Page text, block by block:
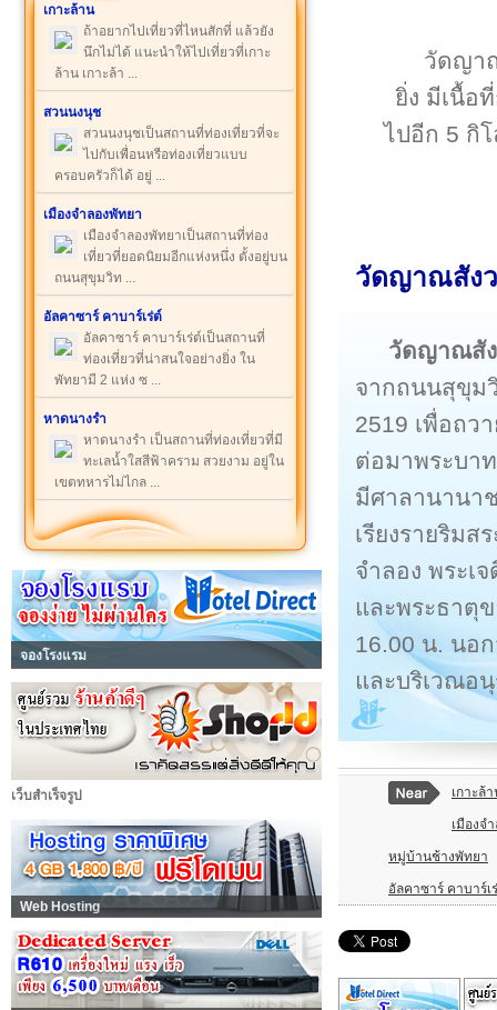
เกาะล้าน
ถ้าอยากไปเที่ยวที่ไหนสักที่ แล้วยัง
นึกไม่ได้ แนะนำให้ไปเที่ยวที่เกาะ
ล้าน เกาะล้า ...
สวนนงนุช
สวนนงนุชเป็นสถานที่ท่องเที่ยวที่จะ
ไปกับเพื่อนหรือท่องเที่ยวแบบ
ครอบครัวก็ได้ อยู่ ...
เมืองจำลองพัทยา
เมืองจำลองพัทยาเป็นสถานที่ท่อง
เที่ยวที่ยอดนิยมอีกแห่งหนึ่ง ตั้งอยู่บน
ถนนสุขุมวิท ...
อัลคาซาร์ คาบาร์เร่ต์
อัลคาซาร์ คาบาร์เร่ต์เป็นสถานที่
ท่องเที่ยวที่น่าสนใจอย่างยิ่ง ใน
พัทยามี 2 แห่ง ซ ...
หาดนางรำ
หาดนางรำ เป็นสถานที่ท่องเที่ยวที่มี
ทะเลน้ำใสสีฟ้าคราม สวยงาม อยู่ใน
เขตทหารไม่ไกล ...
จองโรงแรม
เว็บสำเร็จรูป
Web Hosting
วัดญา
ยิ่ง มีเนื้อ
ไปอีก 5 กิ
วัดญาณสัง
วัดญาณสั
จากถนนสุขุม
2519 เพื่อถว
ต่อมาพระบา
มีศาลานานา
เรียงรายริมส
จำลอง พระเ
และพระธาตุ
16.00 น. นอ
และบริเวณอ
เกาะล้
เมืองจ
หมู่บ้านช้างพัทยา
อัลคาซาร์ คาบาร์เ